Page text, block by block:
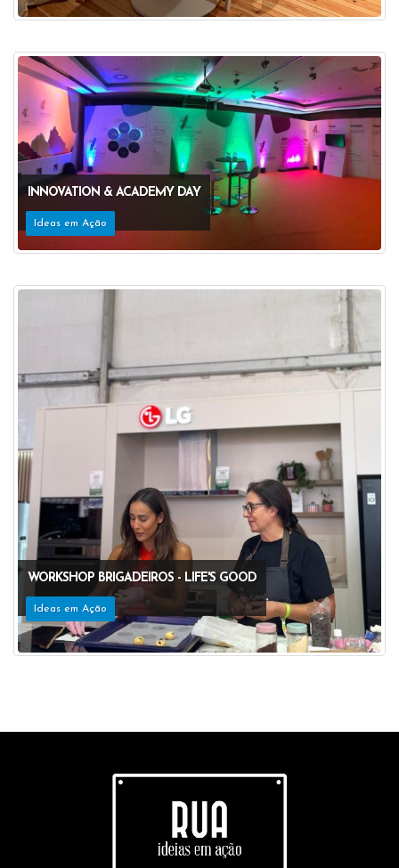
INNOVATION & ACADEMY DAY
Ideas em Ação
WORKSHOP BRIGADEIROS - LIFE'S GOOD
Ideas em Ação